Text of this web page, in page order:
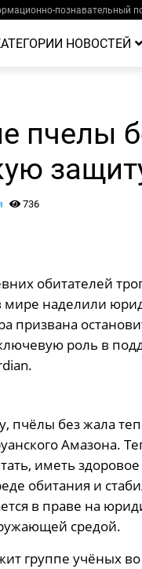
познавательный
НОВОСТЕЙ
пчелы
736
обитателей
мире наделили
призвана
роль в
пчёлы без жала
Амазона.
иметь
обитания и
в праве на
средой.
группе учёных